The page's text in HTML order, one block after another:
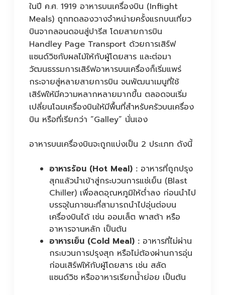
ในปี ค.ศ. 1919 อาหารบนเครื่องบิน (Inflight
Meals) ถูกทดลองวางจำหน่ายครั้งแรกบนเที่ยว
บินจากลอนดอนสู่ปารีส โดยสายการบิน
Handley Page Transport ด้วยการเสิร์ฟ
แซนด์วิชกับผลไม้ให้กับผู้โดยสาร และต่อมา
วัฒนธรรมการเสิร์ฟอาหารบนเครื่องก็เริ่มแพร่
กระจายสู่หลายสายการบิน จนพัฒนาเมนูที่ใช้
เสิร์ฟให้มีความหลากหลายมากขึ้น ตลอดจนเริ่ม
เปลี่ยนโฉมเครื่องบินให้มีพื้นที่สำหรับครัวบนเครื่อง
บิน หรือที่เรียกว่า “Galley” นั่นเอง
อาหารบนเครื่องบินจะถูกแบ่งเป็น 2 ประเภท ดังนี้
อาหารร้อน (Hot Meal) : อาหารที่ถูกปรุง
สุกแล้วนำเข้าสู่กระบวนการแช่เย็น (Blast
Chiller) เพื่อลดอุณหภูมิให้ต่ำลง ก่อนนำไป
บรรจุในภาชนะที่สามารถนำไปอุ่นต่อบน
เครื่องบินได้ เช่น ออมเล็ต พาสต้า หรือ
อาหารจานหลัก เป็นต้น
อาหารเย็น (Cold Meal) : อาหารที่ไม่ผ่าน
กระบวนการปรุงสุก หรือไม่ต้องผ่านการอุ่น
ก่อนเสิร์ฟให้กับผู้โดยสาร เช่น สลัด
แซนด์วิช หรืออาหารเรียกน้ำย่อย เป็นต้น